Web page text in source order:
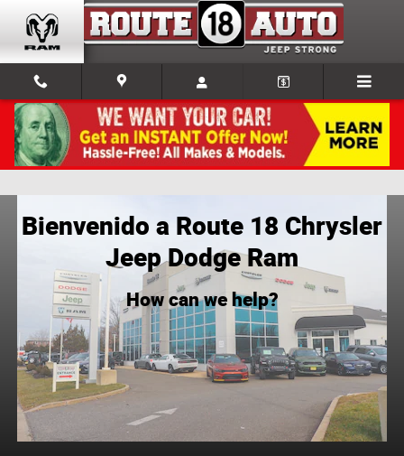
Skip to main content
Concesionario CJDR cerca de Colts Neck
Bienvenido a Route 18 Chrysler
Jeep Dodge Ram
How can we help?